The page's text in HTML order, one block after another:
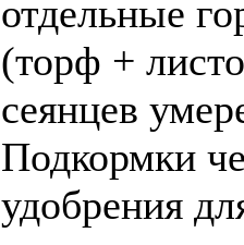
отдельные
(торф +
сеянцев
Подкормки
удобрения